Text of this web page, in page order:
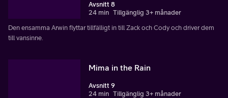
Avsnitt 8
24 min Tillgänglig 3+ månader
Den ensamma Arwin flyttar tillfälligt in till Zack och Cody och driver dem
till vansinne.
Mima in the Rain
Avsnitt 9
24 min Tillgänglig 3+ månader